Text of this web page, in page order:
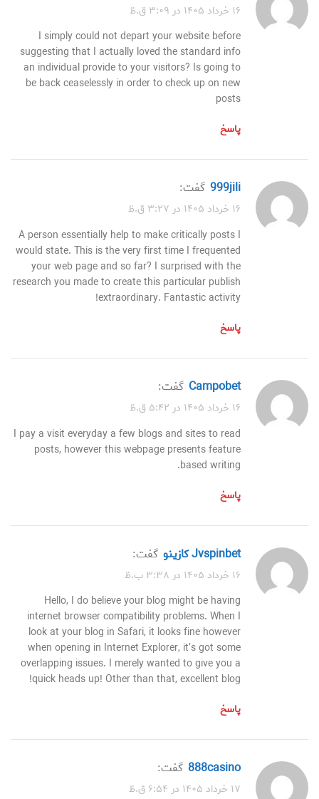
۱۶ خرداد ۱۴۰۵ در ۳:۰۹ ق.ظ
I simply could not depart your website before
suggesting that I actually loved the standard info
an individual provide to your visitors? Is going to
be back ceaselessly in order to check up on new
posts
پاسخ
999jili گفت:
۱۶ خرداد ۱۴۰۵ در ۳:۲۷ ق.ظ
A person essentially help to make critically posts I
would state. This is the very first time I frequented
your web page and so far? I surprised with the
research you made to create this particular publish
extraordinary. Fantastic activity!
پاسخ
campobet گفت:
۱۶ خرداد ۱۴۰۵ در ۵:۴۲ ق.ظ
I pay a visit everyday a few blogs and sites to read
posts, however this webpage presents feature
based writing.
پاسخ
jvspinbet كازينو گفت:
۱۶ خرداد ۱۴۰۵ در ۳:۳۸ ب.ظ
Hello, I do believe your blog might be having
internet browser compatibility problems. When I
look at your blog in Safari, it looks fine however
when opening in Internet Explorer, it’s got some
overlapping issues. I merely wanted to give you a
quick heads up! Other than that, excellent blog!
پاسخ
888casino گفت:
۱۷ خرداد ۱۴۰۵ در ۶:۵۴ ق.ظ